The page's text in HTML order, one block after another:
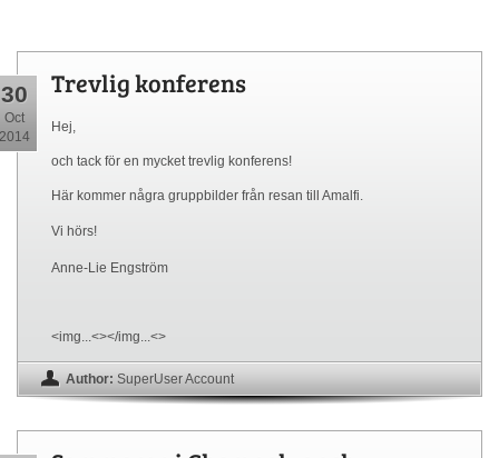
30
Oct
2014
Trevlig konferens
Hej,
och tack för en mycket trevlig konferens!
Här kommer några gruppbilder från resan till Amalfi.
Vi hörs!
Anne-Lie Engström
<img...<></img...<>
Author: SuperUser Account